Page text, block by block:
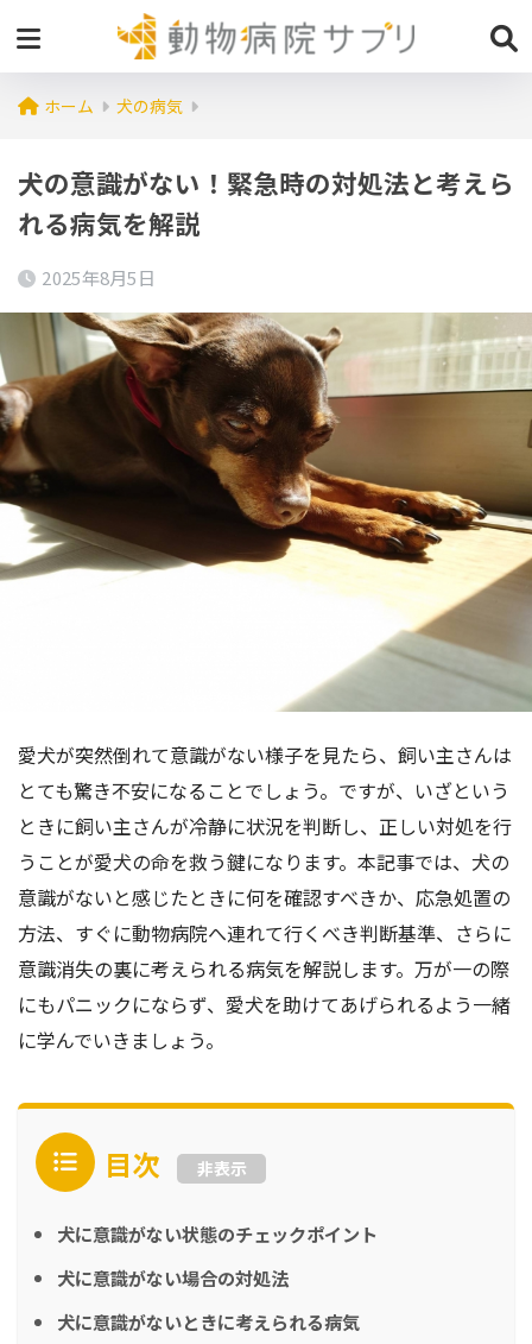
ホーム 犬の病気
犬の意識がない！緊急時の対処法と考えら
れる病気を解説
2025年8月5日
愛犬が突然倒れて意識がない様子を見たら、飼い主さんは
とても驚き不安になることでしょう。ですが、いざという
ときに飼い主さんが冷静に状況を判断し、正しい対処を行
うことが愛犬の命を救う鍵になります。本記事では、犬の
意識がないと感じたときに何を確認すべきか、応急処置の
方法、すぐに動物病院へ連れて行くべき判断基準、さらに
意識消失の裏に考えられる病気を解説します。万が一の際
にもパニックにならず、愛犬を助けてあげられるよう一緒
に学んでいきましょう。
目次 非表示
犬に意識がない状態のチェックポイント
犬に意識がない場合の対処法
犬に意識がないときに考えられる病気